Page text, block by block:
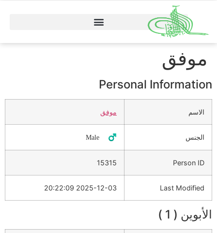
موفق
Personal Information
الاسم موفق
الجنس ♂️ Male
Person ID
15315
Last Modified
2025-12-03 20:22:09
الأبوين ( 1 )